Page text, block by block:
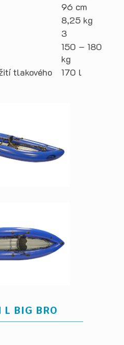
96 cm
8,25 kg
3
150 – 180
kg
tlakového
170 l
L BIG BRO